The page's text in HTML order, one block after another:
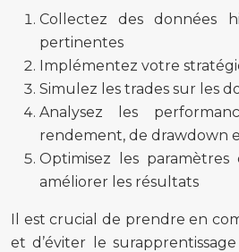
Collectez des données
pertinentes
Implémentez votre
Simulez les trades sur les
Analysez les
rendement, de drawdown
Optimisez les
améliorer les résultats
Il est crucial de prendre en
et d’éviter le